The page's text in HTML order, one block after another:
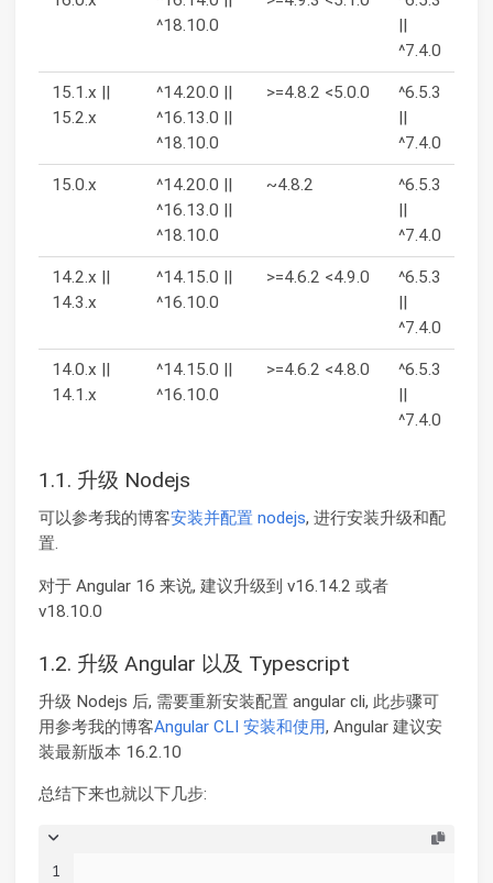
^18.10.0
||
^7.4.0
15.1.x ||
15.2.x
^14.20.0 ||
^16.13.0 ||
^18.10.0
>=4.8.2 <5.0.0
^6.5.3
||
^7.4.0
15.0.x
^14.20.0 ||
^16.13.0 ||
^18.10.0
~4.8.2
^6.5.3
||
^7.4.0
14.2.x ||
14.3.x
^14.15.0 ||
^16.10.0
>=4.6.2 <4.9.0
^6.5.3
||
^7.4.0
14.0.x ||
14.1.x
^14.15.0 ||
^16.10.0
>=4.6.2 <4.8.0
^6.5.3
||
^7.4.0
1.1. 升级 Nodejs
可以参考我的博客安装并配置 nodejs, 进行安装升级和配
置.
对于 Angular 16 来说, 建议升级到 v16.14.2 或者
v18.10.0
1.2. 升级 Angular 以及 Typescript
升级 Nodejs 后, 需要重新安装配置 angular cli, 此步骤可
用参考我的博客Angular CLI 安装和使用, Angular 建议安
装最新版本 16.2.10
总结下来也就以下几步:
1